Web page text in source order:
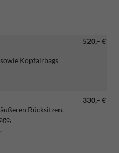
520,– €
Kopfairbags
330,– €
Rücksitzen,